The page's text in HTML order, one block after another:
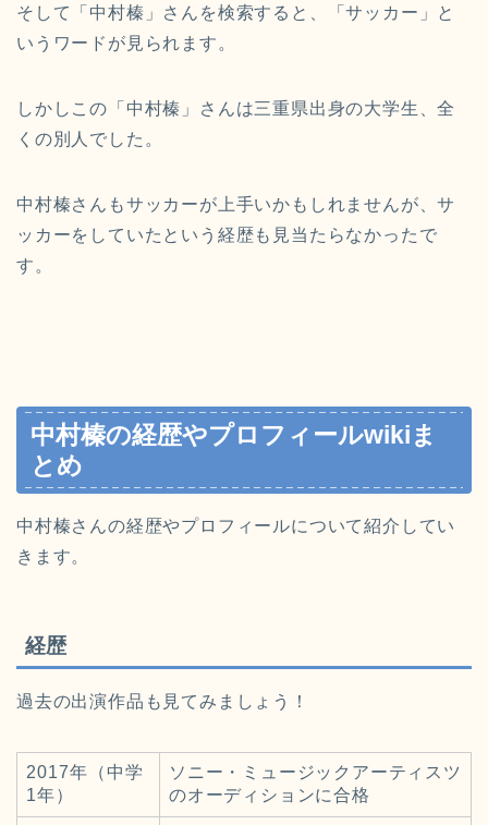
そして「中村榛」さんを検索すると、「サッカー」と
いうワードが見られます。
しかしこの「中村榛」さんは三重県出身の大学生、全
くの別人でした。
中村榛さんもサッカーが上手いかもしれませんが、サ
ッカーをしていたという経歴も見当たらなかったで
す。
中村榛の経歴やプロフィールwikiま
とめ
中村榛さんの経歴やプロフィールについて紹介してい
きます。
経歴
過去の出演作品も見てみましょう！
2017年（中学
1年）
ソニー・ミュージックアーティスツ
のオーディションに合格